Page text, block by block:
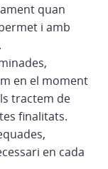
quan
i amb
en el moment
tractem de
finalitats.
en cada